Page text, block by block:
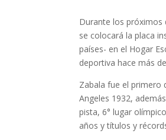
Durante los próximos
se colocará la placa
países- en el Hogar
deportiva hace más
Zabala fue el primero
Angeles 1932,
pista, 6° lugar
años y títulos y